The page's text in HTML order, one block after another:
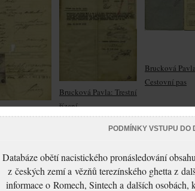
Brucková Pavla: Trestní
řízení
Brucková
Cestovní pas
PODMÍNKY VSTUPU DO
Databáze obětí nacistického pronásledování
z českých zemí a vězňů terezínského ghetta z
informace o Romech, Sintech a dalších